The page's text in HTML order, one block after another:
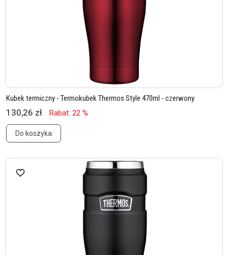
Kubek termiczny - Termokubek Thermos Style 470ml - czerwony
130,26 zł Rabat: 22 %
Do koszyka